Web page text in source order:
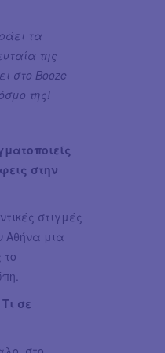
τα
της
στο Booze
της!
στην
στιγμές
Αθήνα μια
το
σε